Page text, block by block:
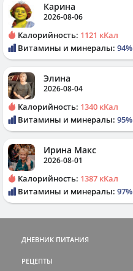
Карина
2026-08-06
Калорийность: 1121 кКал
Витамины и минералы: 94%
Элина
2026-08-04
Калорийность: 1340 кКал
Витамины и минералы: 95%
Ирина Макс
2026-08-01
Калорийность: 1387 кКал
Витамины и минералы: 97%
ДНЕВНИК ПИТАНИЯ
РЕЦЕПТЫ